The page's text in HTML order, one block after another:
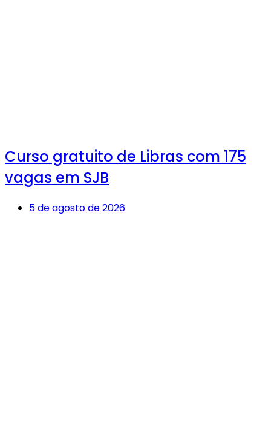
Curso gratuito de Libras com 175
vagas em SJB
5 de agosto de 2026